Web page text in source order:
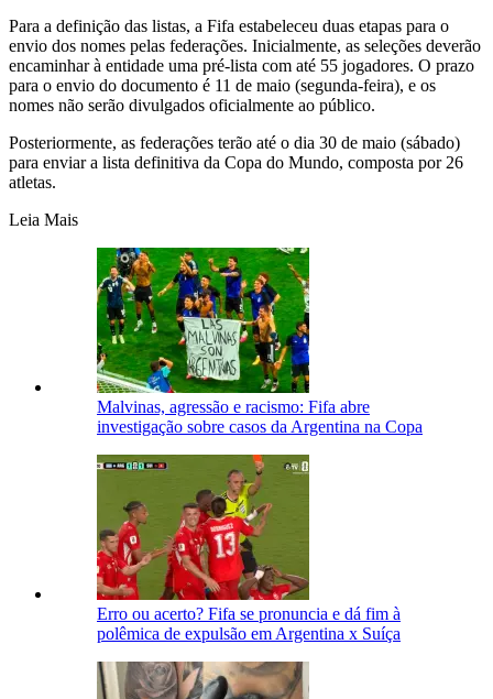
Para a definição das listas, a Fifa estabeleceu duas etapas para o
envio dos nomes pelas federações. Inicialmente, as seleções deverão
encaminhar à entidade uma pré-lista com até 55 jogadores. O prazo
para o envio do documento é 11 de maio (segunda-feira), e os
nomes não serão divulgados oficialmente ao público.
Posteriormente, as federações terão até o dia 30 de maio (sábado)
para enviar a lista definitiva da Copa do Mundo, composta por 26
atletas.
Leia Mais
Malvinas, agressão e racismo: Fifa abre
investigação sobre casos da Argentina na Copa
Erro ou acerto? Fifa se pronuncia e dá fim à
polêmica de expulsão em Argentina x Suíça